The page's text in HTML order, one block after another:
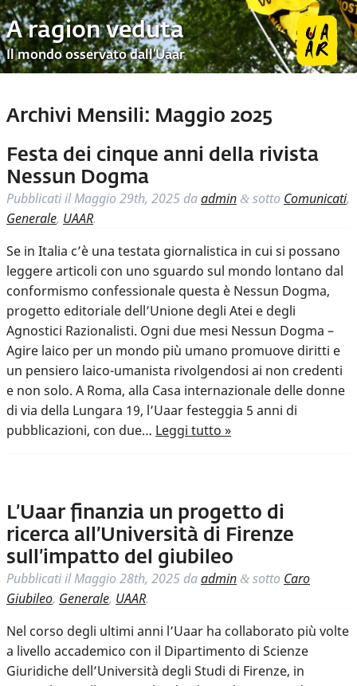
A ragion veduta
Il mondo osservato dall’Uaar
Archivi Mensili: Maggio 2025
Festa dei cinque anni della rivista
Nessun Dogma
Pubblicati ilMaggio 29th, 2025 daadmin & sotto Comunicati,
Generale, UAAR.
Se in Italia c’è una testata giornalistica in cui si possano
leggere articoli con uno sguardo sul mondo lontano dal
conformismo confessionale questa è Nessun Dogma,
progetto editoriale dell’Unione degli Atei e degli
Agnostici Razionalisti. Ogni due mesi Nessun Dogma –
Agire laico per un mondo più umano promuove diritti e
un pensiero laico-umanista rivolgendosi ai non credenti
e non solo. A Roma, alla Casa internazionale delle donne
di via della Lungara 19, l’Uaar festeggia 5 anni di
pubblicazioni, con due… Leggi tutto »
L’Uaar finanzia un progetto di
ricerca all’Università di Firenze
sull’impatto del giubileo
Pubblicati ilMaggio 28th, 2025 daadmin & sotto Caro
Giubileo, Generale, UAAR.
Nel corso degli ultimi anni l’Uaar ha collaborato più volte
a livello accademico con il Dipartimento di Scienze
Giuridiche dell’Università degli Studi di Firenze, in